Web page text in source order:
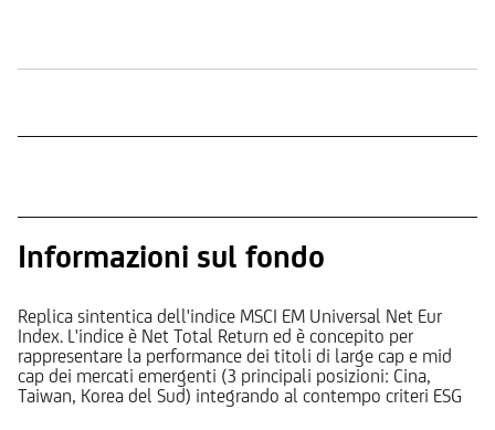
Informazioni sul fondo
Replica sintentica dell'indice MSCI EM Universal Net Eur
Index. L'indice è Net Total Return ed è concepito per
rappresentare la performance dei titoli di large cap e mid
cap dei mercati emergenti (3 principali posizioni: Cina,
Taiwan, Korea del Sud) integrando al contempo criteri ESG